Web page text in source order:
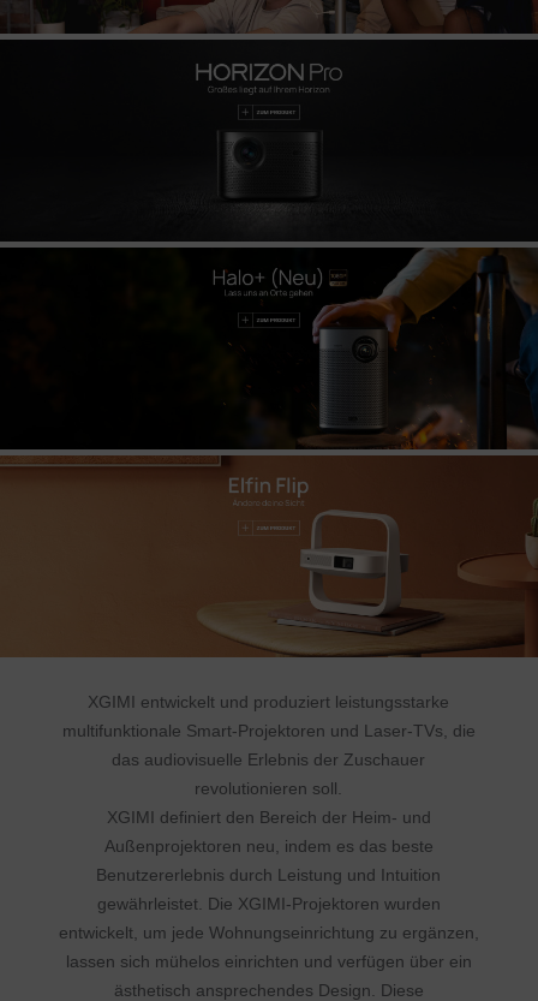
XGIMI entwickelt und produziert leistungsstarke
multifunktionale Smart-Projektoren und Laser-TVs, die
das audiovisuelle Erlebnis der Zuschauer
revolutionieren soll.
XGIMI definiert den Bereich der Heim- und
Außenprojektoren neu, indem es das beste
Benutzererlebnis durch Leistung und Intuition
gewährleistet. Die XGIMI-Projektoren wurden
entwickelt, um jede Wohnungseinrichtung zu ergänzen,
lassen sich mühelos einrichten und verfügen über ein
ästhetisch ansprechendes Design. Diese